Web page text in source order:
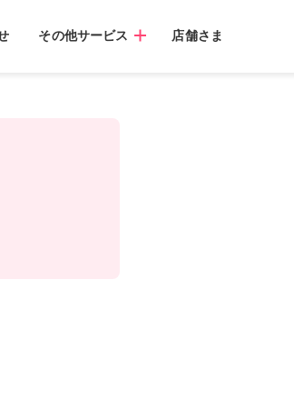
その他サービス 店舗さま